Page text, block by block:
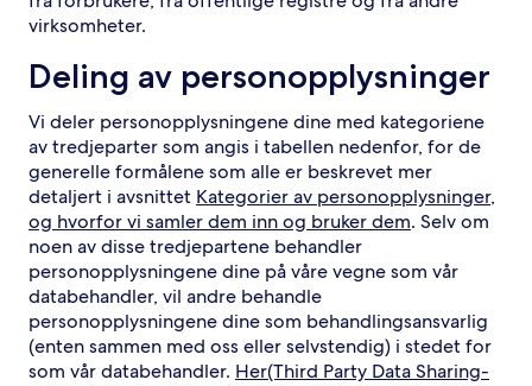
virksomheter.
Deling av personopplysninger
Vi deler personopplysningene dine med kategoriene
av tredjeparter som angis i tabellen nedenfor, for de
generelle formålene som alle er beskrevet mer
detaljert i avsnittet Kategorier av personopplysninger,
og hvorfor vi samler dem inn og bruker dem. Selv om
noen av disse tredjepartene behandler
personopplysningene dine på våre vegne som vår
databehandler, vil andre behandle
personopplysningene dine som behandlingsansvarlig
(enten sammen med oss eller selvstendig) i stedet for
som vår databehandler. Her(Third Party Data Sharing-